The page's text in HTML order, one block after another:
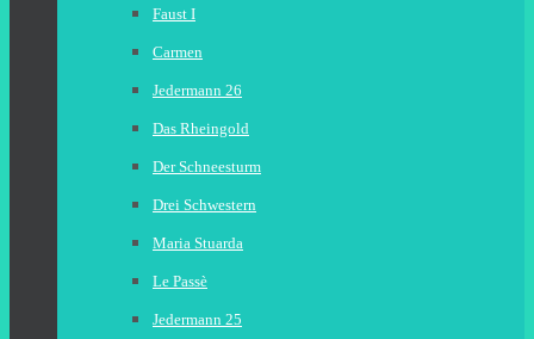
Faust I
Carmen
Jedermann 26
Das Rheingold
Der Schneesturm
Drei Schwestern
Maria Stuarda
Le Passè
Jedermann 25